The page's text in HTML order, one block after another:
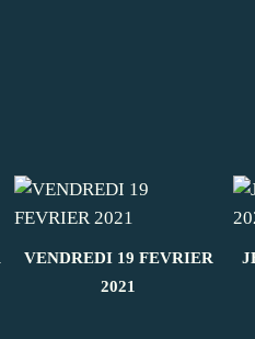
VENDREDI 19 FEVRIER
2021